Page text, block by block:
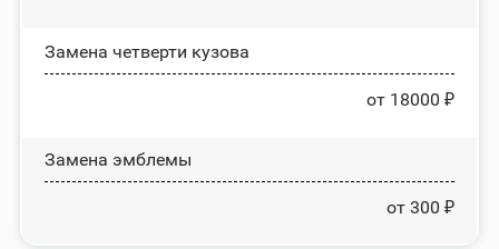
Замена четверти кузова
от 18000 ₽
Замена эмблемы
от 300 ₽